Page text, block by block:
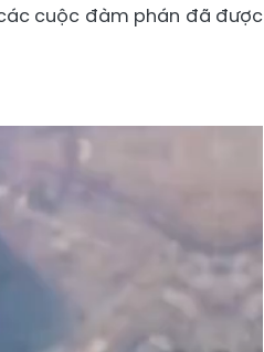
cuộc đàm phán đã được